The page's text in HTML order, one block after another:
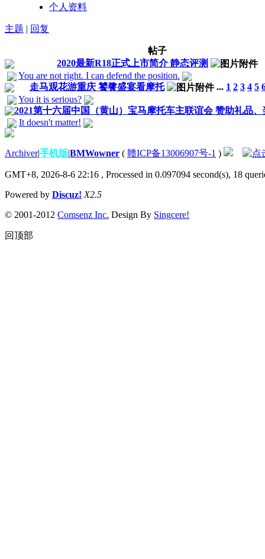
个人资料
主题 | 回复
帖子
2020最新R18正式上市简介 静态评测
You are not right. I can defend the position.
走马观花游重庆 饕餮盛宴看摩托
... 1 2 3 4 5
You it is serious?
2021第十六届中国（黄山）宝马摩托车主联谊会 赞助礼品
It doesn't matter!
Archiver|手机版|BMWowner ( 赣ICP备13006907号-1 )
GMT+8, 2026-8-6 22:16 , Processed in 0.097094 second(s), 18
Powered by Discuz! X2.5
© 2001-2012 Comsenz Inc. Design By Singcere!
回顶部